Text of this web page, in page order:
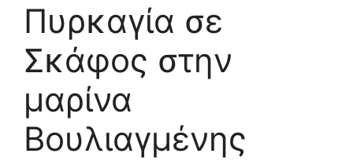
Πυρκαγία σε
Σκάφος στην
μαρίνα
Βουλιαγμένης